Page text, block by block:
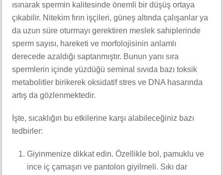
ısınarak spermin kalitesinde önemli bir düşüş ortaya
çıkabilir. Nitekim fırın işçileri, güneş altında çalışanlar ya
da uzun süre oturmayı gerektiren meslek sahiplerinde
sperm sayısı, hareketi ve morfolojisinin anlamlı
derecede azaldığı saptanmıştır. Bunun yanı sıra
spermlerin içinde yüzdüğü seminal sıvıda bazı toksik
metabolitler birikerek oksidatif stres ve DNA hasarında
artış da gözlenmektedir.
İşte, sıcaklığın bu etkilerine karşı alabileceğiniz bazı
tedbirler:
Giyinmenize dikkat edin. Özellikle bol, pamuklu ve
ince iç çamaşırı ve pantolon giyilmeli. Sıkı dar